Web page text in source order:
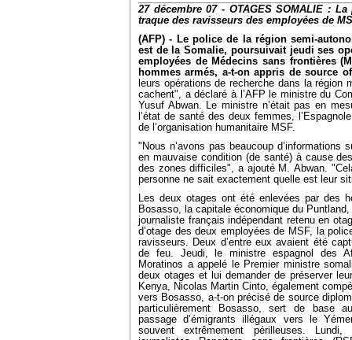
27 décembre 07 - OTAGES SOMALIE :
traque des ravisseurs des employées de
(AFP) - Le police de la région semi-
est de la Somalie, poursuivait jeudi ses
employées de Médecins sans frontières
hommes armés, a-t-on appris de source
leurs opérations de recherche dans la région
cachent", a déclaré à l’AFP le ministre du
Yusuf Abwan. Le ministre n’était pas en
l’état de santé des deux femmes,
de l’organisation humanitaire MSF.
"Nous n’avons pas beaucoup d’informations
en mauvaise condition (de santé) à cause
des zones difficiles", a ajouté M. Abwan.
personne ne sait exactement quelle est leur
Les deux otages ont été enlevées par des
Bosasso, la capitale économique du
journaliste français indépendant retenu en
d’otage des deux employées de MSF, la
ravisseurs. Deux d’entre eux avaient été
de feu. Jeudi, le ministre espagnol des
Moratinos a appelé le Premier ministre
deux otages et lui demander de préserver
Kenya, Nicolas Martin Cinto, également
vers Bosasso, a-t-on précisé de source
particulièrement Bosasso, sert de base
passage d’émigrants illégaux vers le
souvent extrêmement périlleuses.